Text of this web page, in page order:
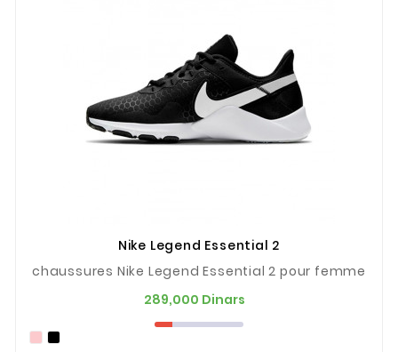
Nike Legend Essential 2
chaussures Nike Legend Essential 2 pour femme
289,000 Dinars